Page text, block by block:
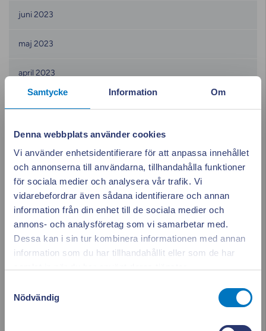
Samtycke Information Om
Denna webbplats använder cookies
Vi använder enhetsidentifierare för att anpassa innehållet
och annonserna till användarna, tillhandahålla funktioner
för sociala medier och analysera vår trafik. Vi
vidarebefordrar även sådana identifierare och annan
information från din enhet till de sociala medier och
annons- och analysföretag som vi samarbetar med.
Dessa kan i sin tur kombinera informationen med annan
information som du har tillhandahållit eller som de har
Nödvändig
juni 2023
maj 2023
april 2023
februari 2023
november 2022
oktober 2022
Stäng
Appen ger dig
full koll på elen
Se vad som drar el i realtid. Använd elen smartare och